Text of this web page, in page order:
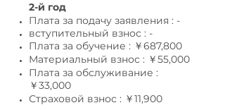
2-й год
Плата за подачу заявления : -
вступительный взнос : -
Плата за обучение : ￥687,800
Материальный взнос : ￥55,000
Плата за обслуживание :
￥33,000
Страховой взнос : ￥11,900